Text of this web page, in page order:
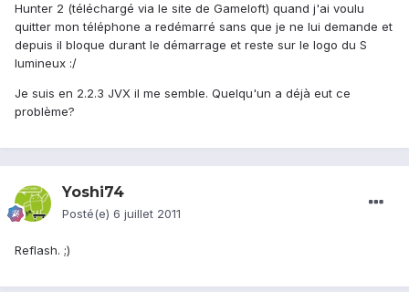
Hunter 2 (téléchargé via le site de Gameloft) quand j'ai voulu
quitter mon téléphone a redémarré sans que je ne lui demande et
depuis il bloque durant le démarrage et reste sur le logo du S
lumineux :/
Je suis en 2.2.3 JVX il me semble. Quelqu'un a déjà eut ce
problème?
Yoshi74
Posté(e) 6 juillet 2011
Reflash. ;)